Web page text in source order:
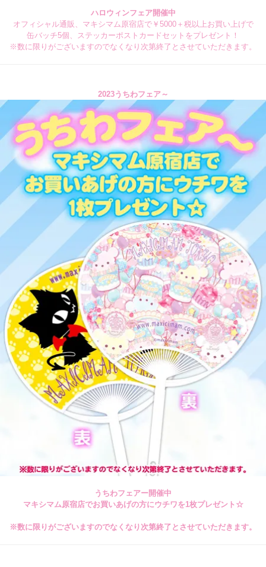
ハロウィンフェア開催中
オフィシャル通販、マキシマム原宿店で￥5000＋税以上お買い上げで
缶バッチ5個、ステッカーポストカードセットをプレゼント！
※数に限りがございますのでなくなり次第終了とさせていただきます。
2023うちわフェア～
うちわフェアー開催中
マキシマム原宿店でお買いあげの方にウチワを1枚プレゼント☆
※数に限りがございますのでなくなり次第終了とさせていただきます。